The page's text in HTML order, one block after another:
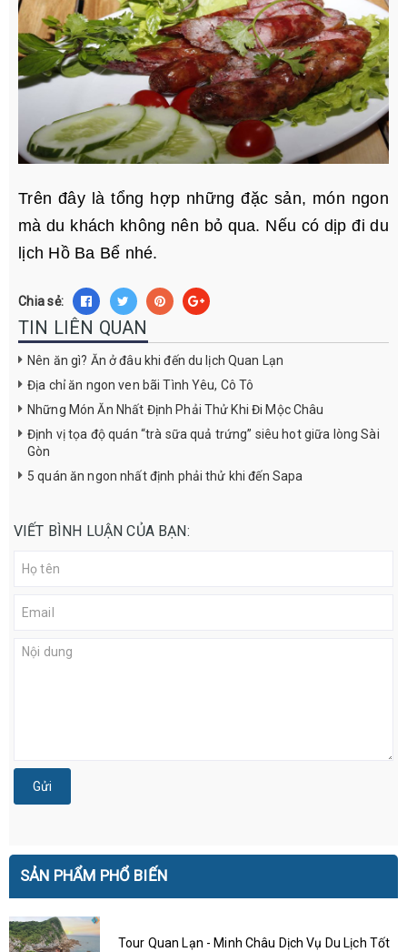
Trên đây là tổng hợp những đặc sản, món ngon
mà du khách không nên bỏ qua. Nếu có dịp đi du
lịch Hồ Ba Bể nhé.
Chia sẻ:
TIN LIÊN QUAN
Nên ăn gì? Ăn ở đâu khi đến du lịch Quan Lạn
Địa chỉ ăn ngon ven bãi Tình Yêu, Cô Tô
Những Món Ăn Nhất Định Phải Thử Khi Đi Mộc Châu
Định vị tọa độ quán “trà sữa quả trứng” siêu hot giữa lòng Sài
Gòn
5 quán ăn ngon nhất định phải thử khi đến Sapa
VIẾT BÌNH LUẬN CỦA BẠN:
Gửi
SẢN PHẨM PHỔ BIẾN
Tour Quan Lạn - Minh Châu Dịch Vụ Du Lịch Tốt